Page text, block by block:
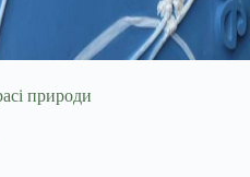
природи